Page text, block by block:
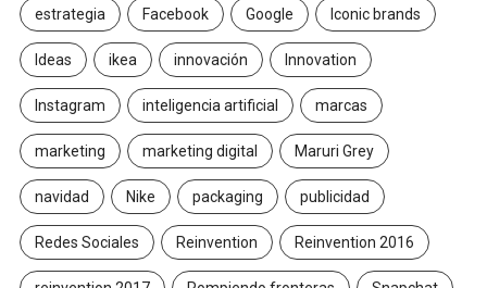
estrategia Facebook Google Iconic brands
Ideas ikea innovación Innovation
Instagram inteligencia artificial marcas
marketing marketing digital Maruri Grey
navidad Nike packaging publicidad
Redes Sociales Reinvention Reinvention 2016